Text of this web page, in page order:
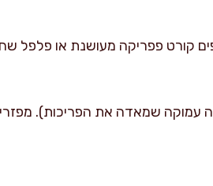
קורט פפריקה מעושנת או פלפל
עמוקה שמאדה את הפריכות).